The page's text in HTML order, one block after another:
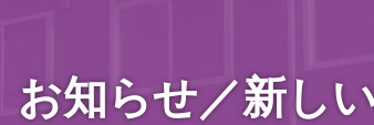
お知らせ／新し